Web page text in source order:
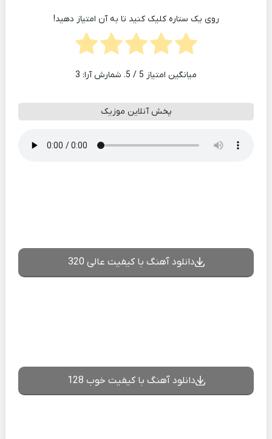
روی یک ستاره کلیک کنید تا به آن امتیاز دهید!
میانگین امتیاز 5 / 5. شمارش آرا: 3
پخش آنلاین موزیک
دانلود آهنگ با کیفیت عالی 320
دانلود آهنگ با کیفیت خوب 128